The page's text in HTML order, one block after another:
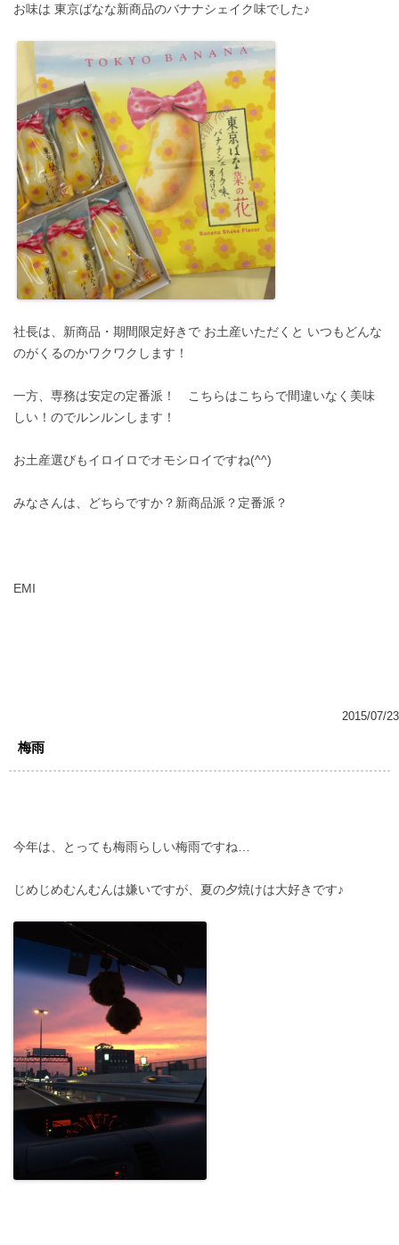
お味は 東京ばなな新商品のバナナシェイク味でした♪
社長は、新商品・期間限定好きで お土産いただくと いつもどんな
のがくるのかワクワクします！
一方、専務は安定の定番派！ こちらはこちらで間違いなく美味
しい！のでルンルンします！
お土産選びもイロイロでオモシロイですね(^^)
みなさんは、どちらですか？新商品派？定番派？
EMI
2015/07/23
梅雨
今年は、とっても梅雨らしい梅雨ですね…
じめじめむんむんは嫌いですが、夏の夕焼けは大好きです♪